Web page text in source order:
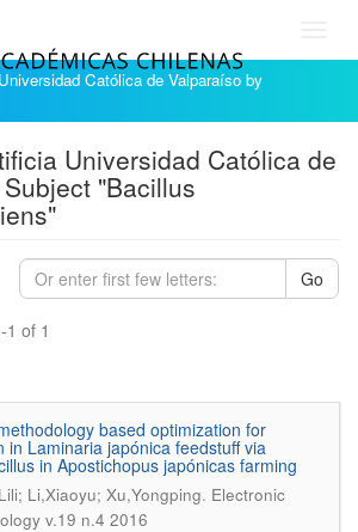
Católica de Valparaíso by
Universidad Católica de
"Bacillus
Go
1 of 1
based optimization for
in Laminaria japónica feedstuff via
in Apostichopus japónicas farming
Li,Xiaoyu; Xu,Yongping. Electronic
v.19 n.4 2016